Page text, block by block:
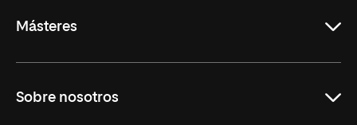
Másteres
Derecho
Sobre nosotros